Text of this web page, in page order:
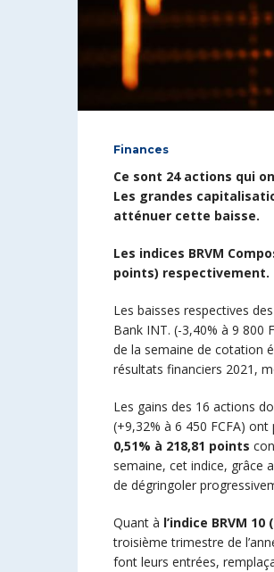
Finances
Ce sont 24 actions qui
Les grandes
atténuer cette baisse.
Les indices BRVM
points) respectivement.
Les baisses respectives
Bank INT. (-3,40% à 9 800
de la semaine de cotation
résultats financiers 2021,
Les gains des 16 actions
(+9,32% à 6 450 FCFA)
0,51% à 218,81 points
semaine, cet indice, grâce
de dégringoler
Quant à l’indice BRVM
troisième trimestre de
font leurs entrées,